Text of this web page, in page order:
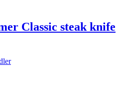
Classic steak knife